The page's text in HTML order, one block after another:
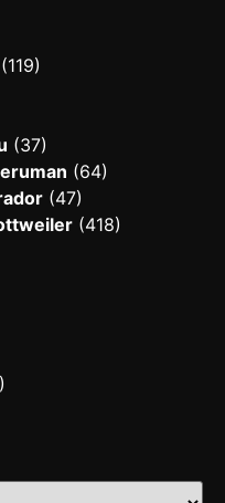
(119)
(37)
(64)
(47)
(418)